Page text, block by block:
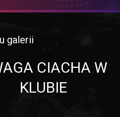
galerii
CIACHA W
KLUBIE